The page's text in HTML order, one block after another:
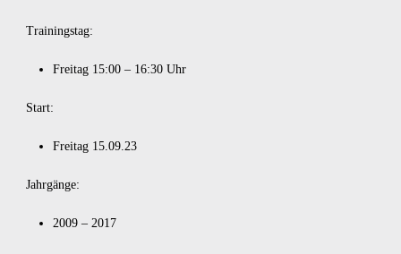
Trainingstag:
Freitag 15:00 – 16:30 Uhr
Start:
Freitag 15.09.23
Jahrgänge:
2009 – 2017